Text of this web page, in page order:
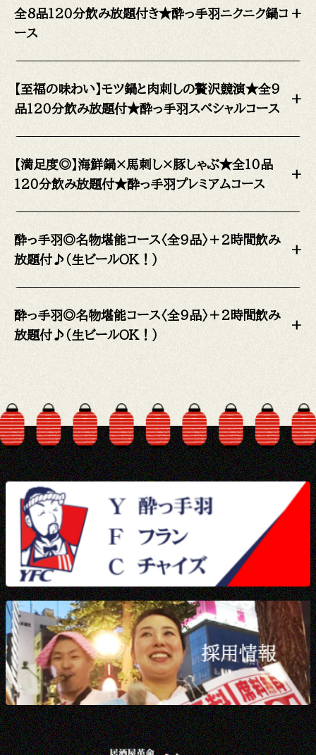
全8品120分飲み放題付き★酔っ手羽ニクニク鍋コ
ース
+
【至福の味わい】モツ鍋と肉刺しの贅沢競演★全9
品120分飲み放題付★酔っ手羽スペシャルコース
+
【満足度◎】海鮮鍋×馬刺し×豚しゃぶ★全10品
120分飲み放題付★酔っ手羽プレミアムコース
+
酔っ手羽◎名物堪能コース〈全9品〉＋2時間飲み
放題付♪（生ビールOK！）
+
酔っ手羽◎名物堪能コース〈全9品〉＋2時間飲み
放題付♪（生ビールOK！）
+